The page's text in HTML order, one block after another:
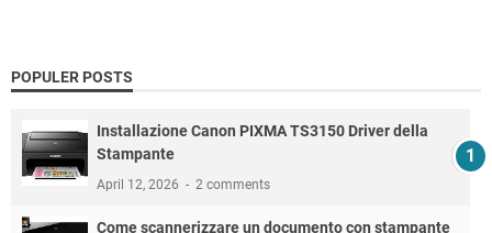
POPULER POSTS
Installazione Canon PIXMA TS3150 Driver della
Stampante
April 12, 2026 2 comments
Come scannerizzare un documento con stampante